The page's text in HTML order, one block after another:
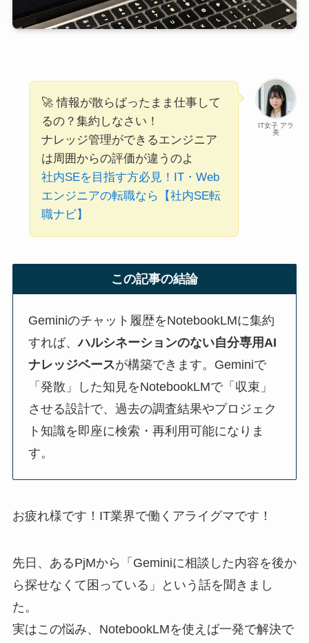
IT女子 アラ
美
🚀 情報が散らばったまま仕事して
るの？集約しなさい！
ナレッジ管理ができるエンジニア
は周囲からの評価が違うのよ
社内SEを目指す方必見！IT・Web
エンジニアの転職なら【社内SE転
職ナビ】
この記事の結論
Geminiのチャット履歴をNotebookLMに集約
すれば、ハルシネーションのない自分専用AI
ナレッジベースが構築できます。Geminiで
「発散」した知見をNotebookLMで「収束」
させる設計で、過去の調査結果やプロジェク
ト知識を即座に検索・再利用可能になりま
す。
お疲れ様です！IT業界で働くアライグマです！
先日、あるPjMから「Geminiに相談した内容を後か
ら探せなくて困っている」という話を聞きまし
た。
実はこの悩み、NotebookLMを使えば一発で解決で